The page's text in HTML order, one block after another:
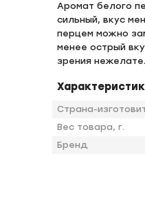
Аромат белого
сильный, вкус
перцем можно
менее острый
зрения
Страна-
Вес товара, г.
Бренд